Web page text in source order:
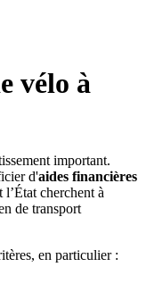
vélo à
important.
d'aides financières
l’État cherchent à
de transport
en particulier :